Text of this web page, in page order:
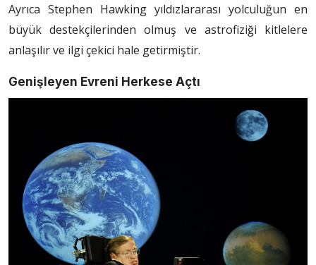
Ayrıca Stephen Hawking yıldızlararası yolculuğun en
büyük destekçilerinden olmuş ve astrofiziği kitlelere
anlaşılır ve ilgi çekici hale getirmiştir.
Genişleyen Evreni Herkese Açtı